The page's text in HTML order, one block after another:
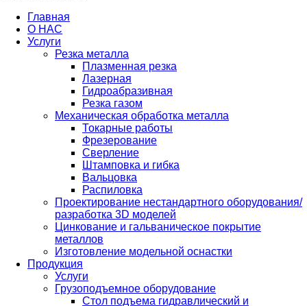
Главная
О НАС
Услуги
Резка металла
Плазменная резка
Лазерная
Гидроабразивная
Резка газом
Механическая обработка металла
Токарные работы
Фрезерование
Сверление
Штамповка и гибка
Вальцовка
Распиловка
Проектирование нестандартного оборудования/
разработка 3D моделей
Цинкование и гальваническое покрытие
металлов
Изготовление модельной оснастки
Продукция
Услуги
Грузоподъемное оборудование
Стол подъема гидравлический и